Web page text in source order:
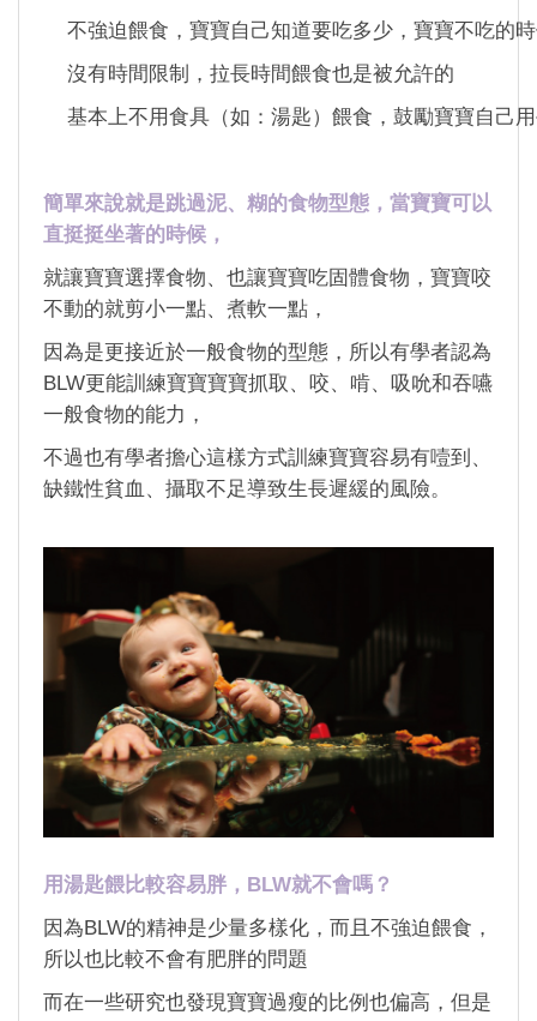
不強迫餵食，寶寶自己知道要吃多少，寶寶不吃的
沒有時間限制，拉長時間餵食也是被允許的
基本上不用食具（如：湯匙）餵食，鼓勵寶寶自己
簡單來說就是跳過泥、糊的食物型態，當寶寶可以
直挺挺坐著的時候，
就讓寶寶選擇食物、也讓寶寶吃固體食物，寶寶咬
不動的就剪小一點、煮軟一點，
因為是更接近於一般食物的型態，所以有學者認為
BLW更能訓練寶寶寶寶抓取、咬、啃、吸吮和吞嚥
一般食物的能力，
不過也有學者擔心這樣方式訓練寶寶容易有噎到、
缺鐵性貧血、攝取不足導致生長遲緩的風險。
用湯匙餵比較容易胖，BLW就不會嗎？
因為BLW的精神是少量多樣化，而且不強迫餵食，
所以也比較不會有肥胖的問題
而在一些研究也發現寶寶過瘦的比例也偏高，但是